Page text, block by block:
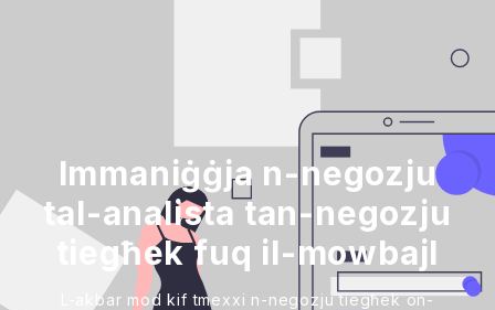
Immaniġġja n-negozju
tal-analista tan-negozju
tiegħek fuq il-mowbajl
L-akbar mod kif tmexxi n-negozju tiegħek on-